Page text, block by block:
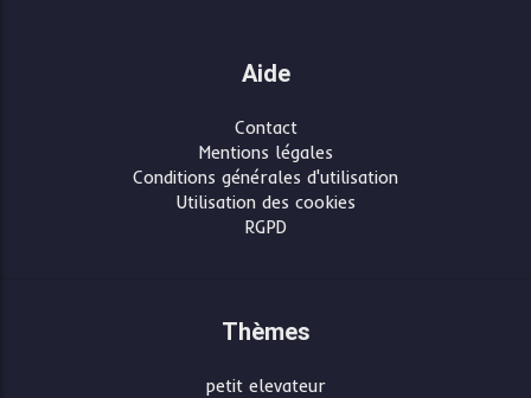
Aide
Contact
Mentions légales
Conditions générales d'utilisation
Utilisation des cookies
RGPD
Thèmes
petit elevateur